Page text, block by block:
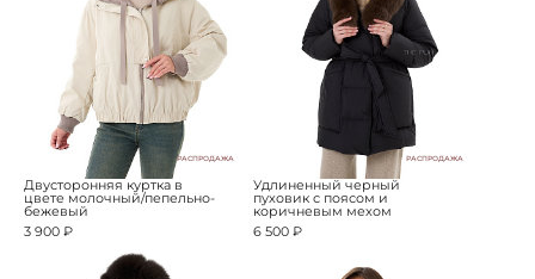
РАСПРОДАЖА
Двусторонняя куртка в
цвете молочный/пепельно-
бежевый
3 900 ₽
РАСПРОДАЖА
Удлиненный черный
пуховик с поясом и
коричневым мехом
6 500 ₽